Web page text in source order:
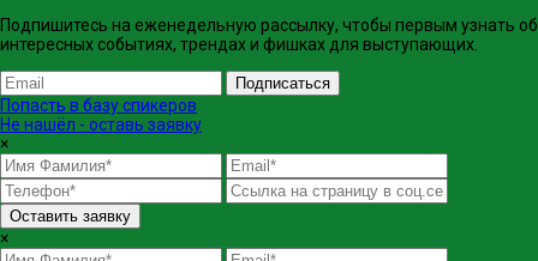
Подпишитесь на еженедельную рассылку, чтобы первым узнать об
интересных событиях, трендах и фишках ​для выступающих.
Подписаться
Попасть в базу спикеров
Не нашёл - оставь заявку
×
Оставить заявку
×